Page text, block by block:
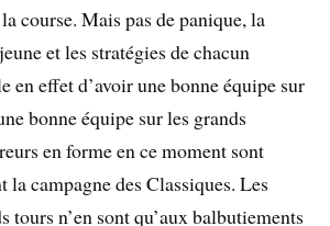
course. Mais pas de panique, la
et les stratégies de chacun
effet d’avoir une bonne équipe sur
bonne équipe sur les grands
en forme en ce moment sont
la campagne des Classiques. Les
tours n’en sont qu’aux balbutiements